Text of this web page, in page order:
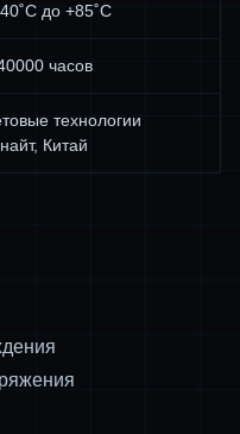
до +85˚С
часов
технологии
Китай